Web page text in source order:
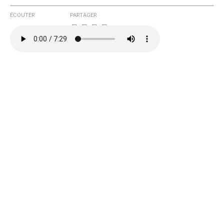
ÉCOUTER PARTAGER